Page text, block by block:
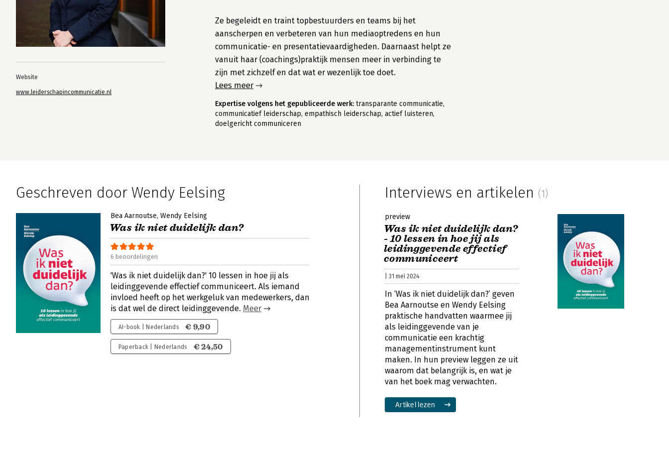
Website
www.leiderschapincommunicatie.nl
Ze begeleidt en traint topbestuurders en teams bij het
aanscherpen en verbeteren van hun mediaoptredens en hun
communicatie- en presentatievaardigheden. Daarnaast helpt ze
vanuit haar (coachings)praktijk mensen meer in verbinding te
zijn met zichzelf en dat wat er wezenlijk toe doet.
Lees meer
Expertise volgens het gepubliceerde werk: transparante communicatie,
communicatief leiderschap, empathisch leiderschap, actief luisteren,
doelgericht communiceren
Geschreven door Wendy Eelsing
Bea Aarnoutse Wendy Eelsing
Was ik niet duidelijk dan?
6 beoordelingen
'Was ik niet duidelijk dan?' 10 lessen in hoe jij als
leidinggevende effectief communiceert. Als iemand
invloed heeft op het werkgeluk van medewerkers, dan
is dat wel de direct leidinggevende. Meer
AI-book | Nederlands € 9,90
Paperback | Nederlands € 24,50
Interviews en artikelen (1)
preview
Was ik niet duidelijk dan?
- 10 lessen in hoe jij als
leidinggevende effectief
communiceert
| 31 mei 2024
In ‘Was ik niet duidelijk dan?’ geven
Bea Aarnoutse en Wendy Eelsing
praktische handvatten waarmee jij
als leidinggevende van je
communicatie een krachtig
managementinstrument kunt
maken. In hun preview leggen ze uit
waarom dat belangrijk is, en wat je
van het boek mag verwachten.
Artikel lezen